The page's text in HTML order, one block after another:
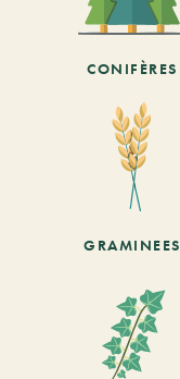
CONIFÈRES
GRAMINEES